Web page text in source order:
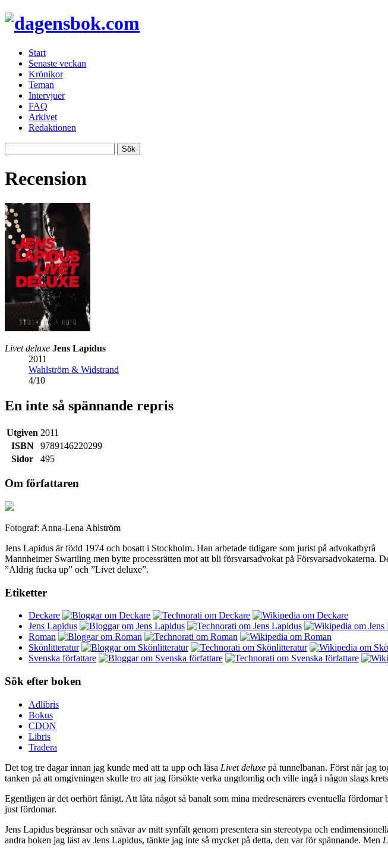
Start
Senaste veckan
Krönikor
Teman
Intervjuer
FAQ
Arkivet
Redaktionen
Recension
Livet deluxe Jens Lapidus
2011
Wahlström & Widstrand
4/10
En inte så spännande repris
Utgiven 2011
ISBN
9789146220299
Sidor
495
Om författaren
Fotograf: Anna-Lena Ahlström
Jens Lapidus är född 1974 och bosatt i Stockholm. Han arbetade tidigare som jurist på advokatbyrå
Mannheimer Swartling men bytte processrätten mot att bli försvarsadvokat på Försvarsadvokaterna.
”Aldrig fucka up” och ”Livet deluxe”.
Etiketter
Deckare
Jens Lapidus
Roman
Skönlitteratur
Svenska författare
Sök efter boken
Adlibris
Bokus
CDON
Libris
Tradera
Det tog tre dagar innan jag kunde med att ta upp och läsa Livet deluxe på tunnelbanan. Först när jag
tanken på att omgivningen skulle tro att jag försökte verka ungdomlig och ville ingå i någon slags
Egentligen är det oerhört fånigt. Att låta något så banalt som mina medresenärers eventuella
just fördomar.
Jens Lapidus begränsar och snävar av mitt synfält genom presentera sin stereotypa och
andra boken jag läst av Jens Lapidus, tänkte jag inte så mycket på detta, den var för spännande. Men